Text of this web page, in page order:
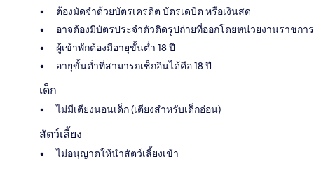
ต้องมัดจำด้วยบัตรเครดิต บัตรเดบิต หรือเงินสด
อาจต้องมีบัตรประจำตัวติดรูปถ่ายที่ออกโดยหน่วยงานราชการ
ผู้เข้าพักต้องมีอายุขั้นต่ำ 18 ปี
อายุขั้นต่ำที่สามารถเช็กอินได้คือ 18 ปี
เด็ก
ไม่มีเตียงนอนเด็ก (เตียงสำหรับเด็กอ่อน)
สัตว์เลี้ยง
ไม่อนุญาตให้นำสัตว์เลี้ยงเข้า